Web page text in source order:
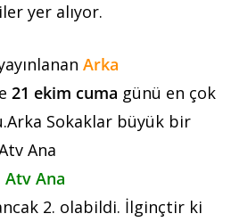
yer alıyor.
Arka
21 ekim cuma günü en çok
Sokaklar büyük bir
Ana
Atv Ana
2. olabildi. İlginçtir ki